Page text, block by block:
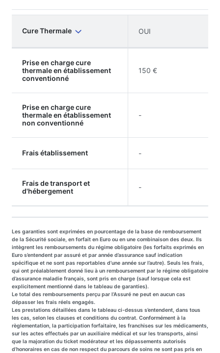
Cure Thermale OUI
Prise en charge cure
thermale en établissement
conventionné
150 €
Prise en charge cure
thermale en établissement
non conventionné
-
Frais établissement -
Frais de transport et
d'hébergement
-
Les garanties sont exprimées en pourcentage de la base de remboursement
de la Sécurité sociale, en forfait en Euro ou en une combinaison des deux. Ils
intègrent les remboursements du régime obligatoire (les forfaits exprimés en
Euro s’entendent par assuré et par année d’assurance sauf indication
spécifique et ne sont pas reportables d’une année sur l’autre). Seuls les frais,
qui ont préalablement donné lieu à un remboursement par le régime obligatoire
d’assurance maladie français, sont pris en charge (sauf lorsque cela est
explicitement mentionné dans le tableau de garanties).
Le total des remboursements perçu par l’Assuré ne peut en aucun cas
dépasser les frais réels engagés.
Les prestations détaillées dans le tableau ci-dessus s’entendent, dans tous
les cas, selon les clauses et conditions du contrat. Conformément à la
règlementation, la participation forfaitaire, les franchises sur les médicaments,
sur les actes effectués par un auxiliaire médical et sur les transports, ainsi
que la majoration du ticket modérateur et les dépassements autorisés
d’honoraires en cas de non respect du parcours de soins ne sont pas pris en